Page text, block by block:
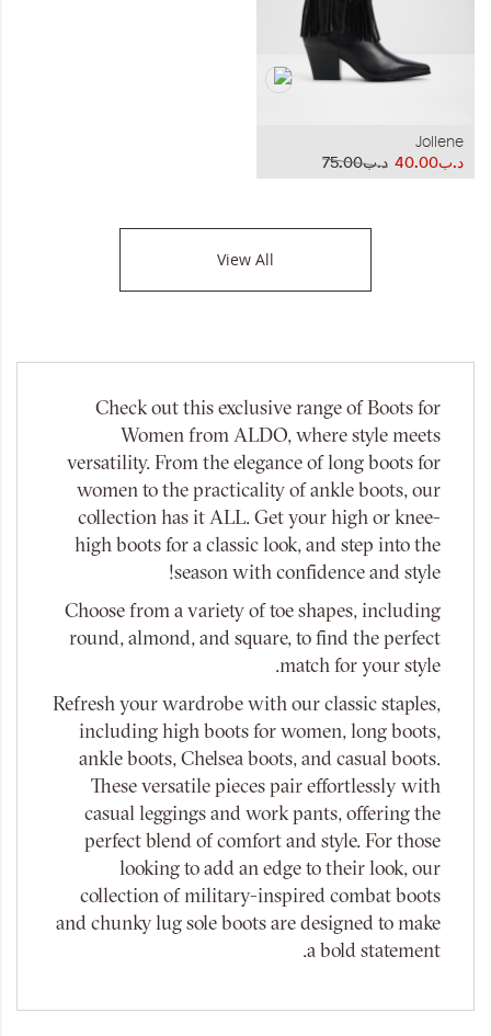
Jollene
د.ب75.00
د.ب40.00
View All
Check out this exclusive range of Boots for
Women from ALDO, where style meets
versatility. From the elegance of long boots for
women to the practicality of ankle boots, our
collection has it ALL. Get your high or knee-
high boots for a classic look, and step into the
season with confidence and style!
Choose from a variety of toe shapes, including
round, almond, and square, to find the perfect
match for your style.
Refresh your wardrobe with our classic staples,
including high boots for women, long boots,
ankle boots, Chelsea boots, and casual boots.
These versatile pieces pair effortlessly with
casual leggings and work pants, offering the
perfect blend of comfort and style. For those
looking to add an edge to their look, our
collection of military-inspired combat boots
and chunky lug sole boots are designed to make
a bold statement.